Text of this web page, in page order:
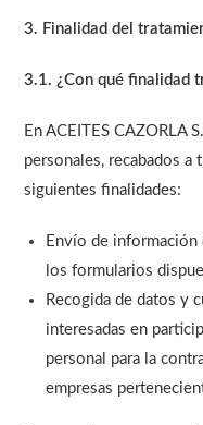
3. Finalidad del
3.1. ¿Con qué finalidad
En ACEITES CAZORLA
personales, recabados a
siguientes finalidades:
Envío de información
los formularios
Recogida de datos y
interesadas en
personal para la
empresas